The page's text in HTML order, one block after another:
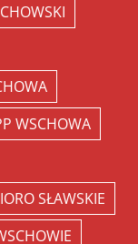
WSCHOWA
SŁAWSKIE